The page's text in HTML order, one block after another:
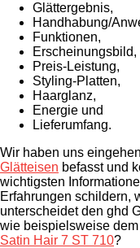
Glättergebnis,
Handhabung/
Funktionen,
Erscheinungsbild,
Preis-Leistung,
Styling-Platten,
Haarglanz,
Energie und
Lieferumfang.
Wir haben uns
Glätteisen befasst und
wichtigsten
Erfahrungen schildern,
unterscheidet den ghd
wie beispielsweise dem
Satin Hair 7 ST 710?